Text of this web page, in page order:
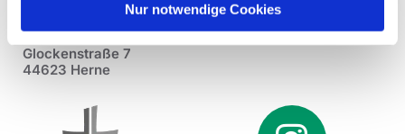
Nur notwendige Cookies
Pfarrei St. Dionysius Herne
Glockenstraße 7
44623 Herne